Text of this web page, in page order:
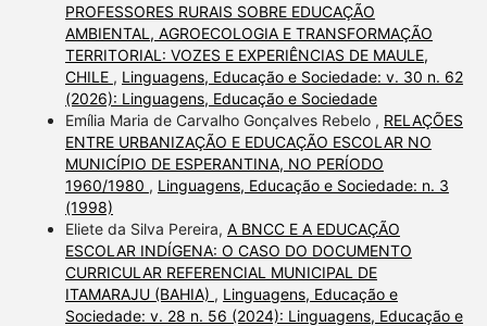
PROFESSORES RURAIS SOBRE EDUCAÇÃO
AMBIENTAL, AGROECOLOGIA E TRANSFORMAÇÃO
TERRITORIAL: VOZES E EXPERIÊNCIAS DE MAULE,
CHILE , Linguagens, Educação e Sociedade: v. 30 n. 62
(2026): Linguagens, Educação e Sociedade
Emília Maria de Carvalho Gonçalves Rebelo , RELAÇÕES
ENTRE URBANIZAÇÃO E EDUCAÇÃO ESCOLAR NO
MUNICÍPIO DE ESPERANTINA, NO PERÍODO
1960/1980 , Linguagens, Educação e Sociedade: n. 3
(1998)
Eliete da Silva Pereira, A BNCC E A EDUCAÇÃO
ESCOLAR INDÍGENA: O CASO DO DOCUMENTO
CURRICULAR REFERENCIAL MUNICIPAL DE
ITAMARAJU (BAHIA) , Linguagens, Educação e
Sociedade: v. 28 n. 56 (2024): Linguagens, Educação e